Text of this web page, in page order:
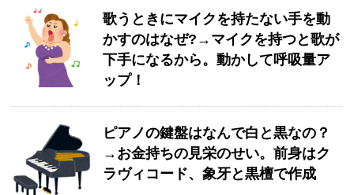
歌うときにマイクを持たない手を動
かすのはなぜ?→マイクを持つと歌が
下手になるから。動かして呼吸量ア
ップ！
ピアノの鍵盤はなんで白と黒なの？
→お金持ちの見栄のせい。前身はク
ラヴィコード、象牙と黒檀で作成